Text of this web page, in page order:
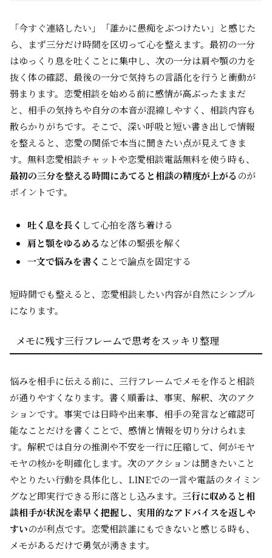
「今すぐ連絡したい」「誰かに愚痴をぶつけたい」と感じた
ら、まず三分だけ時間を区切って心を整えます。最初の一分
はゆっくり息を吐くことに集中し、次の一分は肩や顎の力を
抜く体の確認、最後の一分で気持ちの言語化を行うと衝動が
弱まります。恋愛相談を始める前に感情が高ぶったままだ
と、相手の気持ちや自分の本音が混線しやすく、相談内容も
散らかりがちです。そこで、深い呼吸と短い書き出しで情報
を整えると、恋愛の関係で本当に聞きたい点が見えてきま
す。無料恋愛相談チャットや恋愛相談電話無料を使う時も、
最初の三分を整える時間にあてると相談の精度が上がる のが
ポイントです。
吐く息を長く して心拍を落ち着ける
肩と顎をゆるめるなど体の緊張を解く
一文で悩みを書く ことで論点を固定する
短時間でも整えると、恋愛相談したい内容が自然にシンプル
になります。
メモに残す三行フレームで思考をスッキリ整理
悩みを相手に伝える前に、三行フレームでメモを作ると相談
が通りやすくなります。書く順番は、事実、解釈、次のアク
ションです。事実では日時や出来事、相手の発言など確認可
能なことだけを書くことで、感情と情報を切り分けられま
す。解釈では自分の推測や不安を一行に圧縮して、何がモヤ
モヤの核かを明確化します。次のアクションは聞きたいこと
やとりたい行動を具体化し、LINEでの一言や電話のタイミン
グなど即実行できる形に落とし込みます。 三行に収めると相
談相手が状況を素早く把握し、実用的なアドバイスを返しや
すいのが利点です。恋愛相談誰にもできないと感じる時も、
メモがあるだけで勇気が湧きます。